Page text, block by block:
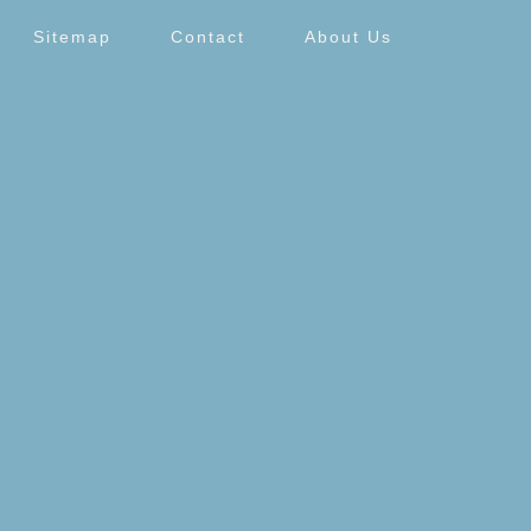
Sitemap Contact About Us